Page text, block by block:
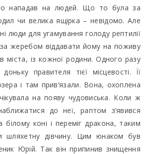
нападав на людей. Що то була за
чи велика ящірка – невідомо. Але
люди для угамування голоду рептилії
жеребом віддавати йому на поживу
міста, із кожної родини. Одного разу
правителя тієї місцевості. Її
і там прив’язали. Вона, охоплена
на появу чудовиська. Коли ж
до неї, раптом з’явився
коні і переміг дракона, таким
шляхетну дівчину. Цим юнаком був
Юрій. Так він припинив знищення